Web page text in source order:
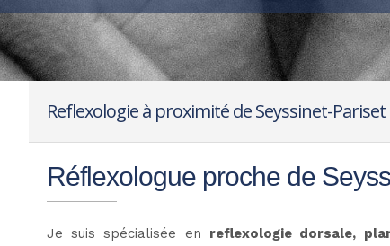
Reflexologie à proximité de Seyssinet-Pariset
Réflexologue proche de
Je suis spécialisée en reflexologie dorsale,